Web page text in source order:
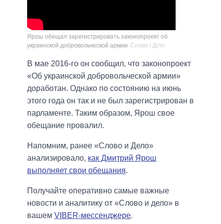
Ярош обещал зарегистрировать законопроект об
украинской добровольческой армии Слово і Діло
В мае 2016-го он сообщил, что законопроект
«Об украинской добровольческой армии»
доработан. Однако по состоянию на июнь
этого года он так и не был зарегистрирован в
парламенте. Таким образом, Ярош свое
обещание провалил.
Напомним, ранее «Слово и Дело»
анализировало, как Дмитрий Ярош
выполняет свои обещания.
Получайте оперативно самые важные
новости и аналитику от «Слово и дело» в
вашем VIBER-мессенджере.